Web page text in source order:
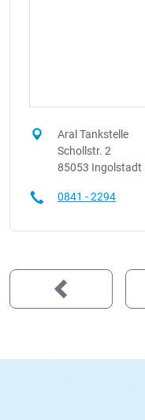
Aral Tankstelle
Schollstr. 2
85053 Ingolstadt
0841 - 2294